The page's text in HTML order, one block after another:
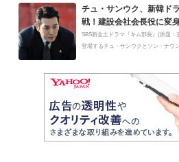
チュ・サンウク、新韓ド
戦！建設会社会長役に変
SBS新金土ドラマ『キム部長』(原題
登場するチュ・サンウクとソン・ナウ